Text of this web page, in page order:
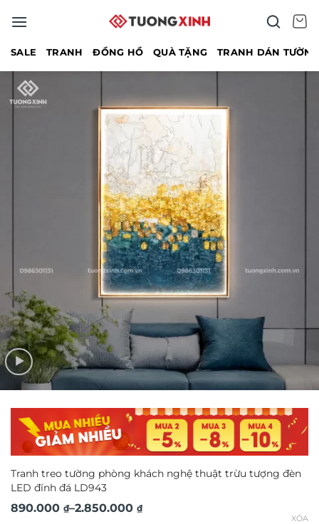
qua
SALE TRANH ĐỒNG HỒ QUÀ TẶNG TRANH DÁN
Tranh treo tường phòng khách nghệ thuật trừu tượng đèn
LED đính đá LD943
890.000 ₫–2.850.000 ₫
Khoảng
XÓA